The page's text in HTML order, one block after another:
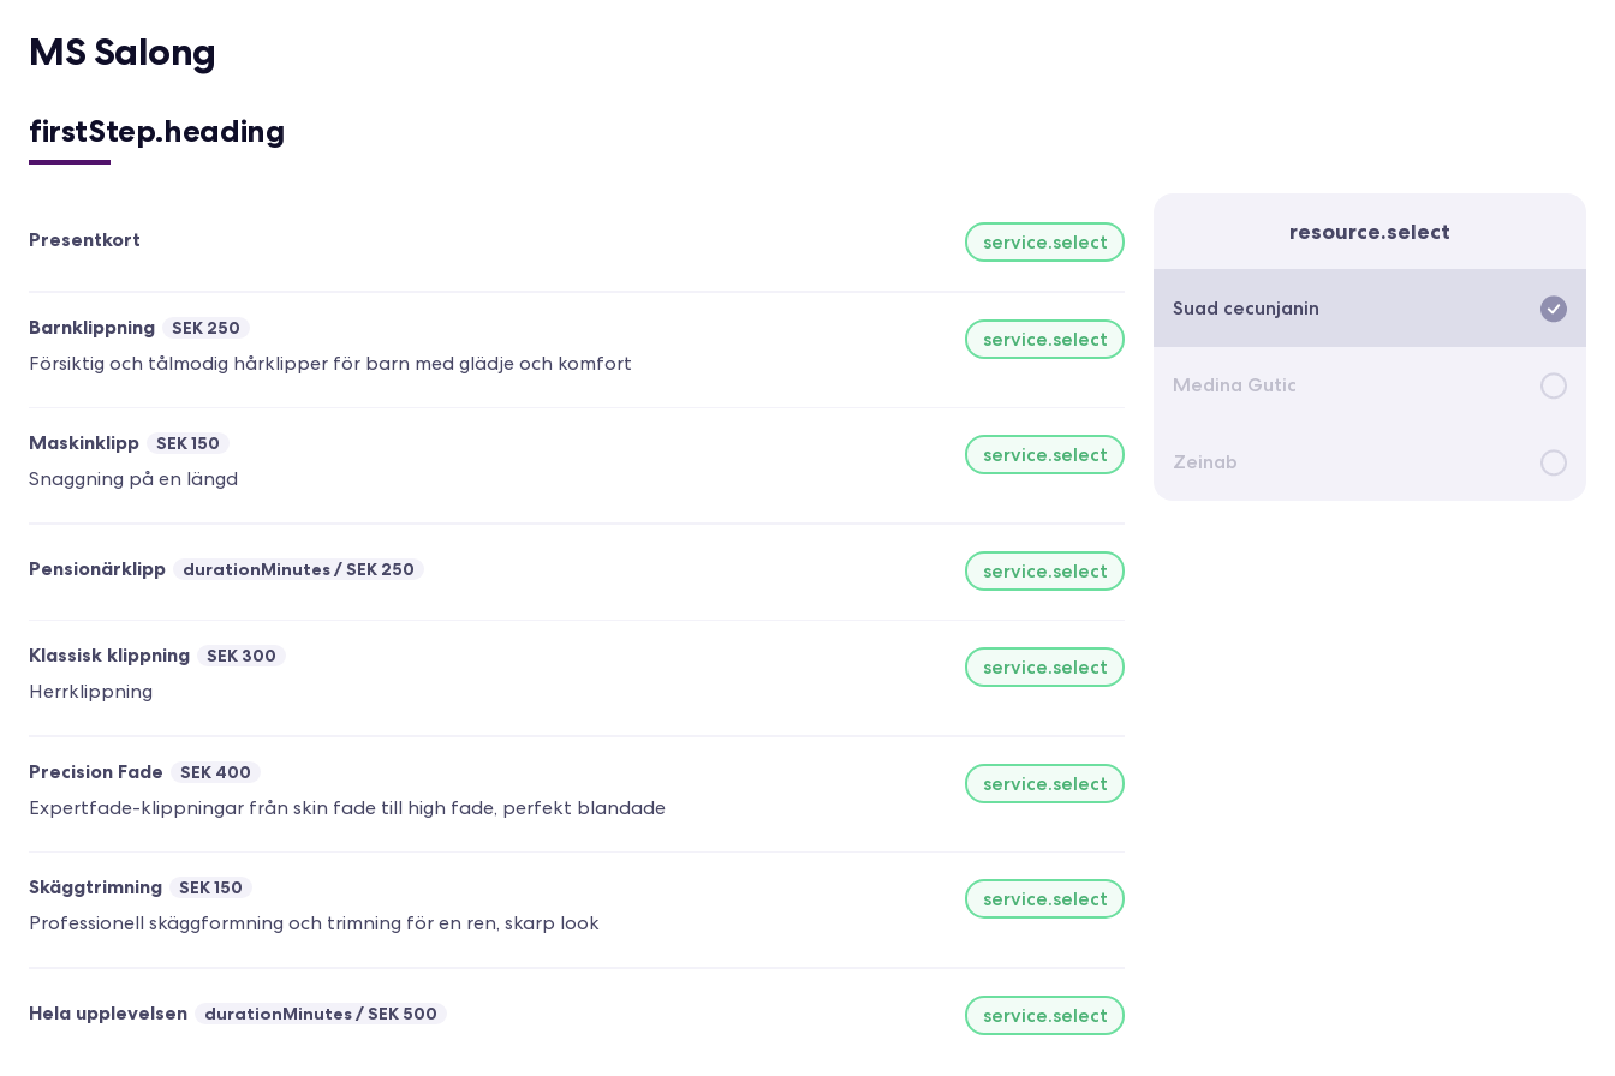
MS Salong
resource.select
Suad cecunjanin
Medina Gutic
Zeinab
firstStep.heading
Presentkort service.select
Barnklippning SEK 250
Försiktig och tålmodig hårklipper för barn med glädje och komfort
service.select
Maskinklipp SEK 150
Snaggning på en längd
service.select
Pensionärklipp durationMinutes SEK 250 service.select
Klassisk klippning SEK 300
Herrklippning
service.select
Precision Fade SEK 400
Expertfade-klippningar från skin fade till high fade, perfekt blandade
service.select
Skäggtrimning SEK 150
Professionell skäggformning och trimning för en ren, skarp look
service.select
Hela upplevelsen durationMinutes SEK 500 service.select